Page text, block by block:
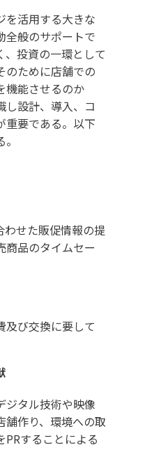
を活用する大きな
全般のサポートで
、投資の一環として
のために店舗での
機能させるのか
し設計、導入、コ
重要である。以下
わせた販促情報の提
商品のタイムセー
及び交換に要して
ジタル技術や映像
舗作り、環境への取
することによる